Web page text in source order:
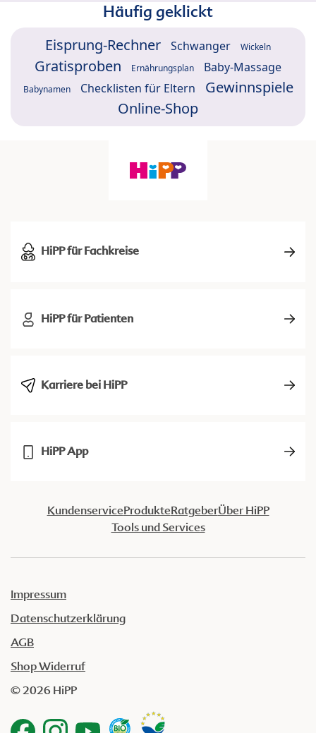
Häufig geklickt
Eisprung-Rechner Schwanger Wickeln
Gratisproben Ernährungsplan Baby-Massage
Babynamen Checklisten für Eltern
Gewinnspiele
Online-Shop
HiPP für Fachkreise
HiPP für Patienten
Karriere bei HiPP
HiPP App
KundenserviceProdukteRatgeberÜber HiPP
Tools und Services
Impressum
Datenschutzerklärung
AGB
Shop Widerruf
© 2026 HiPP